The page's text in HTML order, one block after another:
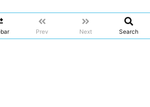
Prev Next Search